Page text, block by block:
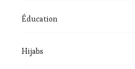
Éducation
Hijabs